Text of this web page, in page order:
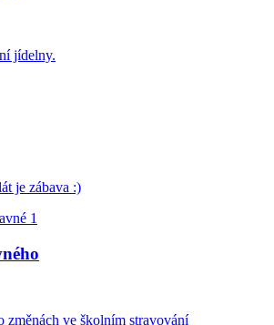
jídelny.
je zábava :)
změnách ve školním stravování